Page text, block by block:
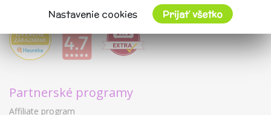
Partnerské programy
Affiliate program
Nastavenie cookies Prijať všetko